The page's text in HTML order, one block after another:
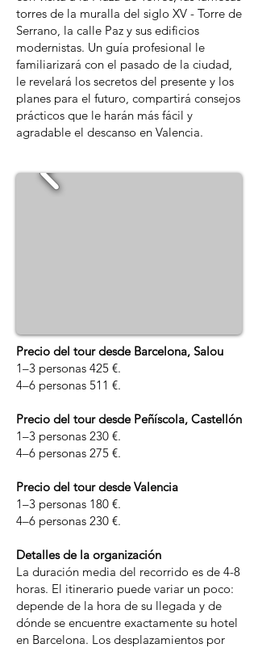
torres de la muralla del siglo XV - Torre de
Serrano, la calle Paz y sus edificios
modernistas. Un guía profesional le
familiarizará con el pasado de la ciudad,
le revelará los secretos del presente y los
planes para el futuro, compartirá consejos
prácticos que le harán más fácil y
agradable el descanso en Valencia.
Precio del tour desde Barcelona, Salou
1–3 personas 425 €.
4–6 personas 511 €.
Precio del tour desde Peñíscola, Castellón
1–3 personas 230 €.
4–6 personas 275 €.
Precio del tour desde Valencia
1–3 personas 180 €.
4–6 personas 230 €.
Detalles de la organización
La duración media del recorrido es de 4-8
horas. El itinerario puede variar un poco:
depende de la hora de su llegada y de
dónde se encuentre exactamente su hotel
en Barcelona. Los desplazamientos por